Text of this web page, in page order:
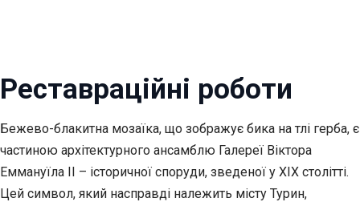
Реставраційні роботи
Бежево-блакитна мозаїка, що зображує бика на тлі герба, є
частиною архітектурного ансамблю Галереї Віктора
Еммануїла II – історичної споруди, зведеної у XIX столітті.
Цей символ, який насправді належить місту Турин,